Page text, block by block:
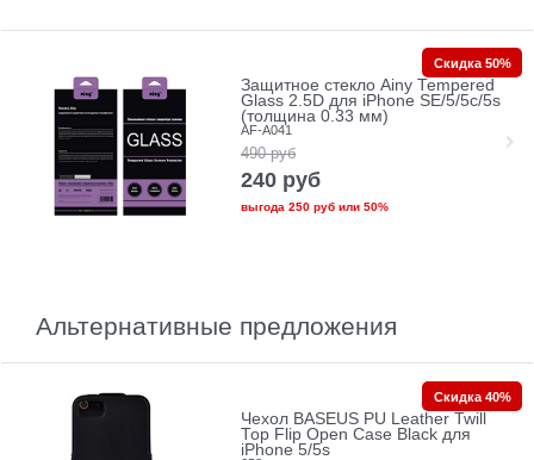
Защитное стекло Ainy Tempered
Glass 2.5D для iPhone SE/5/5c/5s
(толщина 0.33 мм)
AF-A041
490 руб
240 руб
выгода 250 рубили 50%
Скидка 50%
Альтернативные предложения
Чехол BASEUS PU Leather Twill
Top Flip Open Case Black для
iPhone 5/5s
Скидка 40%